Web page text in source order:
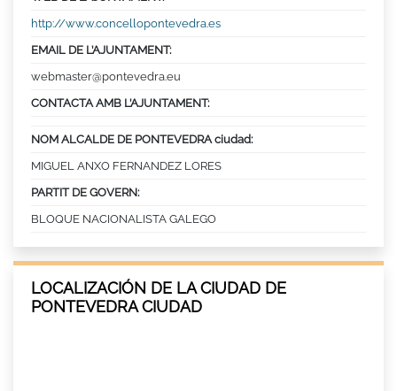
http://www.concellopontevedra.es
EMAIL DE L’AJUNTAMENT:
webmaster@pontevedra.eu
CONTACTA AMB L’AJUNTAMENT:
NOM ALCALDE DE PONTEVEDRA ciudad:
MIGUEL ANXO FERNANDEZ LORES
PARTIT DE GOVERN:
BLOQUE NACIONALISTA GALEGO
LOCALIZACIÓN DE LA CIUDAD DE
PONTEVEDRA CIUDAD